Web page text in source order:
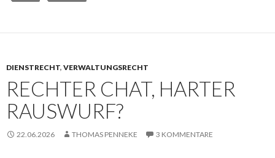
DIENSTRECHT, VERWALTUNGSRECHT
RECHTER CHAT, HARTER
RAUSWURF?
22.06.2026 THOMAS PENNEKE 3 KOMMENTARE